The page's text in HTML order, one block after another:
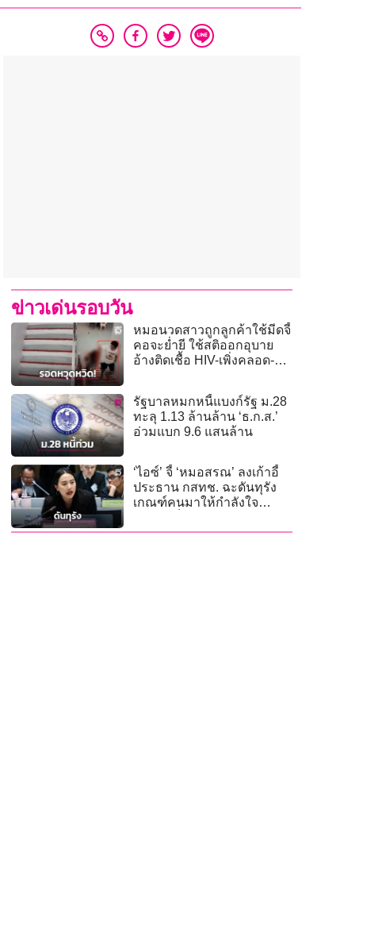
ข่าวเด่นรอบวัน
หมอนวดสาวถูกลูกค้าใช้มีดจี้
คอจะย่ำยี ใช้สติออกอุบาย
อ้างติดเชื้อ HIV-เพิ่งคลอด-
รัฐบาลหมกหนี้แบงก์รัฐ ม.28
ทะลุ 1.13 ล้านล้าน ‘ธ.ก.ส.’
อ่วมแบก 9.6 แสนล้าน
‘ไอซ์’ จี้ ‘หมอสรณ’ ลงเก้าอี้
ประธาน กสทช. ฉะดันทุรัง
เกณฑ์คนมาให้กำลังใจ